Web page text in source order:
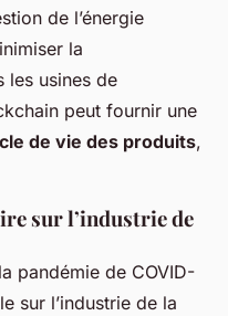
de l’énergie
la
les usines de
peut fournir une
de vie des produits,
sur l’industrie de
pandémie de COVID-
sur l’industrie de la